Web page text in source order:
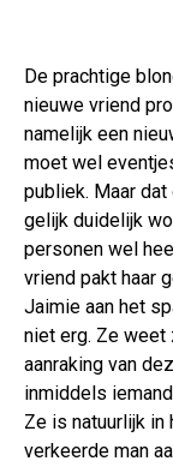
De prachtige
nieuwe vriend
namelijk een
moet wel
publiek. Maar
gelijk duidelijk
personen wel
vriend pakt haar
Jaimie aan het
niet erg. Ze
aanraking van
inmiddels
Ze is natuurlijk
verkeerde man